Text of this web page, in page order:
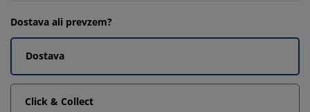
Dostava ali prevzem?
Dostava
Click & Collect